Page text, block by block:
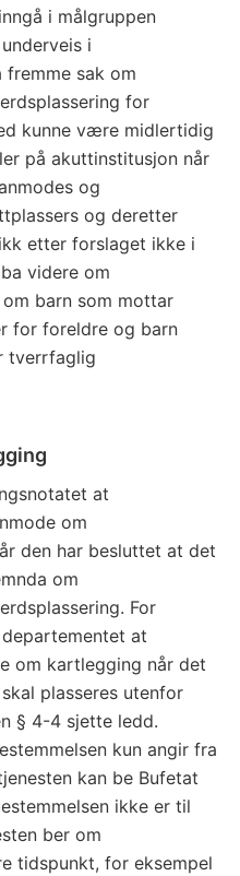
i målgruppen
i
sak om
for
kunne være midlertidig
på akuttinstitusjon når
og
og deretter
etter forslaget ikke i
videre om
barn som mottar
for foreldre og barn
tverrfaglig
at
om
den har besluttet at det
om
For
at
om kartlegging når det
plasseres utenfor
§ 4-4 sjette ledd.
kun angir fra
kan be Bufetat
ikke er til
ber om
tidspunkt, for eksempel